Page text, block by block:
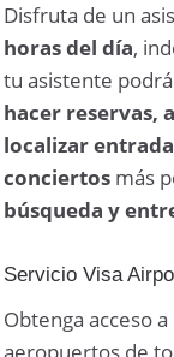
Disfruta de un
horas del día,
tu asistente
hacer reservas,
localizar
conciertos más
búsqueda y
Servicio Visa
Obtenga acceso